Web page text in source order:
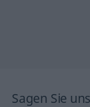
Sagen Sie